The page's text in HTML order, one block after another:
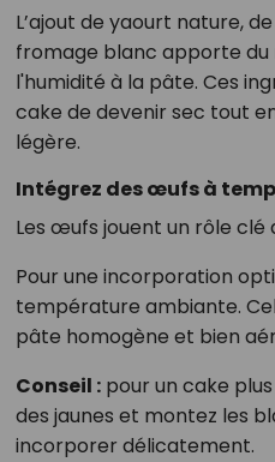
L’ajout de yaourt nature,
fromage blanc apporte du
l'humidité à la pâte. Ces
cake de devenir sec tout
légère.
Intégrez des œufs à
Les œufs jouent un rôle clé
Pour une incorporation
température ambiante.
pâte homogène et bien
Conseil :pour un cake
des jaunes et montez les
incorporer délicatement.